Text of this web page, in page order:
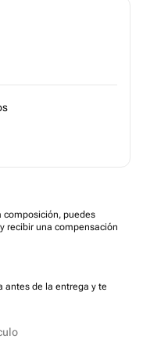
composición, puedes
recibir una compensación
antes de la entrega y te